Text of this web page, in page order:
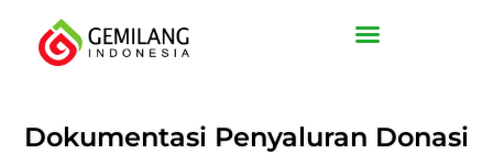
konten
Dokumentasi Penyaluran Donasi